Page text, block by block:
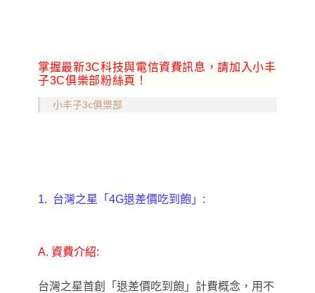
掌握最新3C科技與電信資費訊息，請加入小丰
子3C俱樂部粉絲頁！
小丰子3c俱樂部
1. 台灣之星「4G退差價吃到飽」:
A. 資費介紹:
台灣之星首創「退差價吃到飽」計費概念 ， 用不